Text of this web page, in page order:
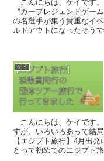
こんにちは、ケイです
〝カープレジェンドゲー
の名選手が集う貴重なイ
ルドアウトになったそう
ケイ
こんにちは、ケイです
すが、いろいろあって結
【エジプト旅行】4月出
とって初めてのエジプト旅